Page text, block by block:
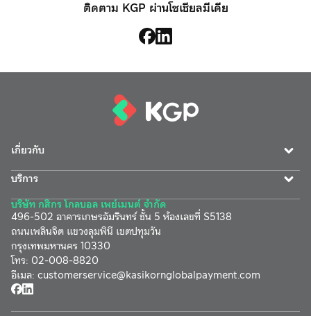
ติดตาม KGP ผ่านโซเชียลมีเดีย
บริษัท กสิกร โกลบอล เพย์เมนต์ จำกัด
496-502 อาคารเกษรอัมรินทร์ ชั้น 5 ห้องเลขที่ S5138
ถนนเพลินจิต แขวงลุมพินี เขตปทุมวัน
กรุงเทพมหานคร 10330
โทร: 02-008-8820
อีเมล: customerservice@kasikornglobalpayment.com
เกี่ยวกับ
บริการ